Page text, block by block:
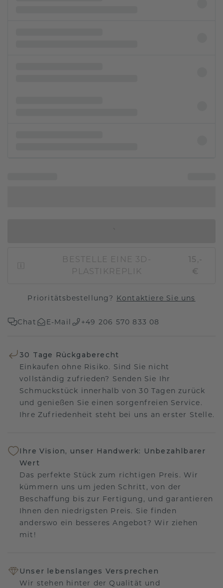
BESTELLE EINE 3D-
PLASTIKREPLIK
15,-
€
Prioritätsbestellung? Kontaktiere Sie uns
Chat E-Mail +49 206 570 833 08
30 Tage Rückgaberecht
Einkaufen ohne Risiko. Sind Sie nicht
vollständig zufrieden? Senden Sie Ihr
Schmuckstück innerhalb von 30 Tagen zurück
und genießen Sie einen sorgenfreien Service.
Ihre Zufriedenheit steht bei uns an erster Stelle.
Ihre Vision, unser Handwerk: Unbezahlbarer
Wert
Das perfekte Stück zum richtigen Preis. Wir
kümmern uns um jeden Schritt, von der
Beschaffung bis zur Fertigung, und garantieren
Ihnen den niedrigsten Preis. Sie finden
anderswo ein besseres Angebot? Wir ziehen
mit!
Unser lebenslanges Versprechen
Wir stehen hinter der Qualität und